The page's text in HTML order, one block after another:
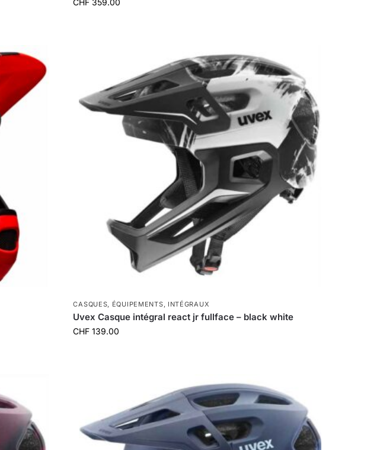
CASQUES, ÉQUIPEMENTS, INTÉGRAUX
Uvex Casque intégral react jr fullface – black white
CHF 139.00